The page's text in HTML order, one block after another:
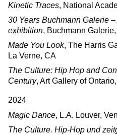
Kinetic Traces, National
30 Years Buchmann Galerie
exhibition, Buchmann
Made You Look, The Harris
La Verne, CA
The Culture: Hip Hop and
Century, Art Gallery of
2024
Magic Dance, L.A. Louver,
The Culture. Hip-Hop und